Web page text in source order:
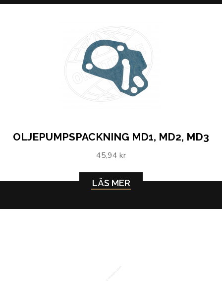
OLJEPUMPSPACKNING MD1, MD2, MD3
45,94 kr
LÄS MER